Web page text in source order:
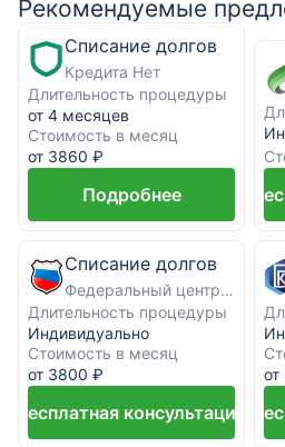
Рекомендуемые
Списание долгов
Кредита Нет
Длительность процедуры
от 4 месяцев
Стоимость в месяц
от 3860 ₽
Подробнее
Списание долгов
Федеральный центр банкротства граждан
Длительность процедуры
Индивидуально
Стоимость в месяц
от 3800 ₽
Бесплатная консультация